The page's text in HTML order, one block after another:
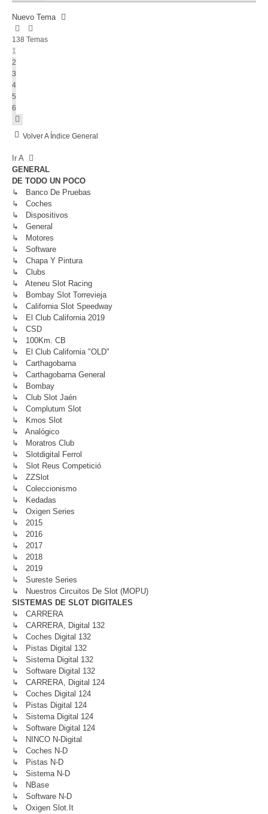
Nuevo Tema
138 Temas
1
2
3
4
5
6
Volver A Índice General
Ir A
GENERAL
DE TODO UN POCO
↳ Banco De Pruebas
↳ Coches
↳ Dispositivos
↳ General
↳ Motores
↳ Software
↳ Chapa Y Pintura
↳ Clubs
↳ Ateneu Slot Racing
↳ Bombay Slot Torrevieja
↳ California Slot Speedway
↳ El Club California 2019
↳ CSD
↳ 100Km. CB
↳ El Club California "OLD"
↳ Carthagobarna
↳ Carthagobarna General
↳ Bombay
↳ Club Slot Jaén
↳ Complutum Slot
↳ Kmos Slot
↳ Analógico
↳ Moratros Club
↳ Slotdigital Ferrol
↳ Slot Reus Competició
↳ ZZSlot
↳ Coleccionismo
↳ Kedadas
↳ Oxigen Series
↳ 2015
↳ 2016
↳ 2017
↳ 2018
↳ 2019
↳ Sureste Series
↳ Nuestros Circuitos De Slot (MOPU)
SISTEMAS DE SLOT DIGITALES
↳ CARRERA
↳ CARRERA, Digital 132
↳ Coches Digital 132
↳ Pistas Digital 132
↳ Sistema Digital 132
↳ Software Digital 132
↳ CARRERA, Digital 124
↳ Coches Digital 124
↳ Pistas Digital 124
↳ Sistema Digital 124
↳ Software Digital 124
↳ NINCO N-Digital
↳ Coches N-D
↳ Pistas N-D
↳ Sistema N-D
↳ NBase
↳ Software N-D
↳ Oxigen Slot.it